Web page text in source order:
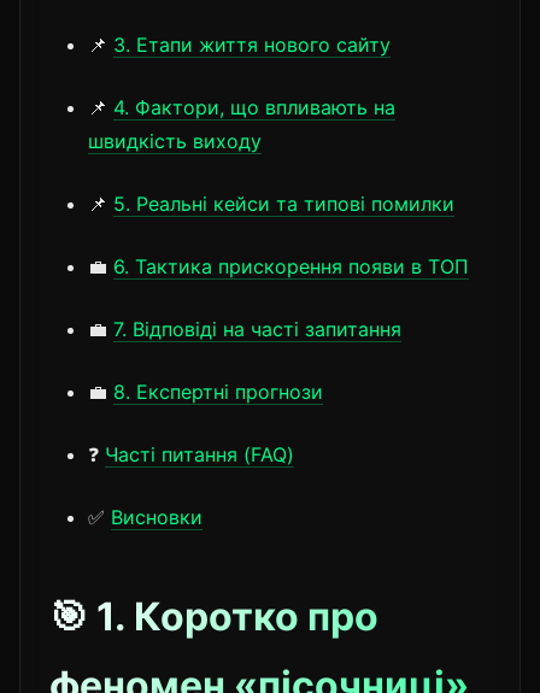
📌 3. Етапи життя нового сайту
📌 4. Фактори, що впливають на
швидкість виходу
📌 5. Реальні кейси та типові помилки
💼 6. Тактика прискорення появи в ТОП
💼 7. Відповіді на часті запитання
💼 8. Експертні прогнози
❓ Часті питання (FAQ)
✅ Висновки
🎯 1. Коротко про